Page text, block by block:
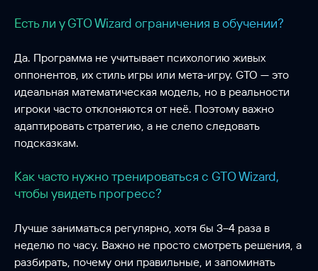
Есть ли у GTO Wizard ограничения в обучении?
Да. Программа не учитывает психологию живых
оппонентов, их стиль игры или мета-игру. GTO — это
идеальная математическая модель, но в реальности
игроки часто отклоняются от неё. Поэтому важно
адаптировать стратегию, а не слепо следовать
подсказкам.
Как часто нужно тренироваться с GTO Wizard,
чтобы увидеть прогресс?
Лучше заниматься регулярно, хотя бы 3–4 раза в
неделю по часу. Важно не просто смотреть решения, а
разбирать, почему они правильные, и запоминать